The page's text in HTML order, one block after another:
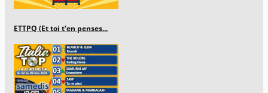
ETTPQ (Et toi t'en penses...